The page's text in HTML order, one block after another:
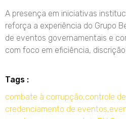
A presença em iniciativas
reforça a experiência do Grupo
de eventos governamentais e
com foco em eficiência,
Tags :
combate à corrupção,controle
credenciamento de eventos,